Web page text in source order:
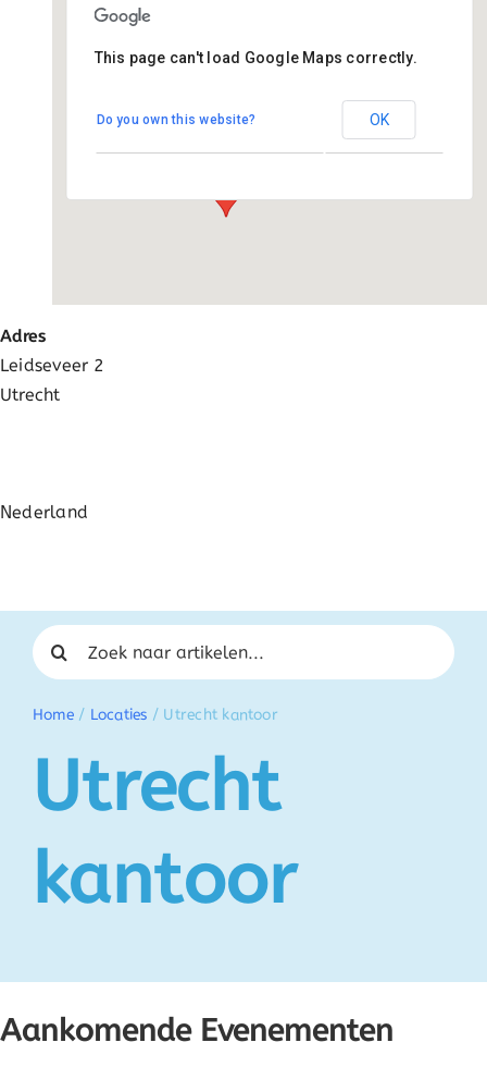
Utrecht kantoor
Leidseveer 2 - Utrecht
This page can't load Google Maps correctly.
Do you own this website? OK
Adres
Leidseveer 2
Utrecht
Nederland
Home/ Locaties / Utrecht kantoor
Utrecht
kantoor
Zoeken naar:
Aankomende Evenementen